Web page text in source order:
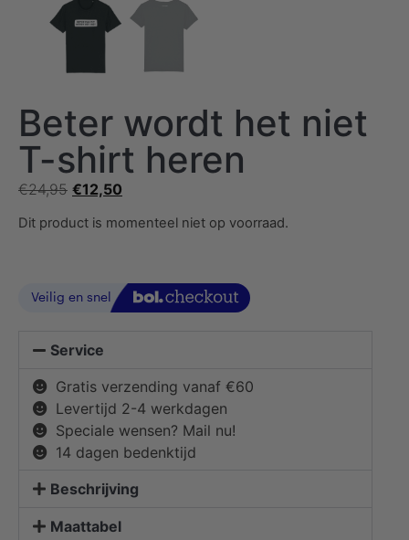
Beter wordt het niet
T-shirt heren
€24,95 €12,50
Dit product is momenteel niet op voorraad.
Service
Gratis verzending vanaf €60
Levertijd 2-4 werkdagen
Speciale wensen? Mail nu!
14 dagen bedenktijd
Beschrijving
Maattabel